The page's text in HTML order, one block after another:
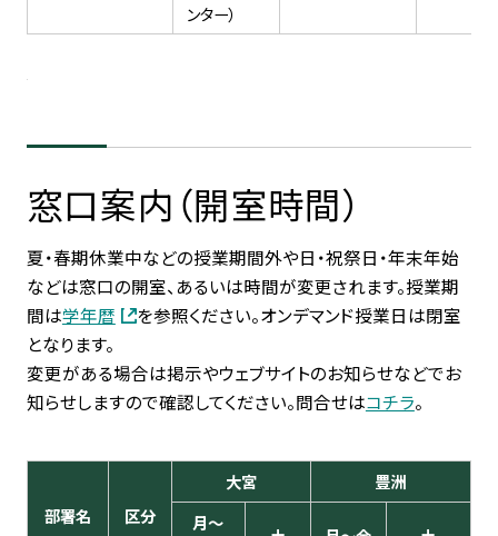
ンター）
窓口案内（開室時間）
夏・春期休業中などの授業期間外や日・祝祭日・年末年始
などは窓口の開室、あるいは時間が変更されます。授業期
間は学年暦
を参照ください。オンデマンド授業日は閉室
となります。
変更がある場合は掲示やウェブサイトのお知らせなどでお
知らせしますので確認してください。問合せはコチラ。
部署名 区分
大宮
豊洲
月～